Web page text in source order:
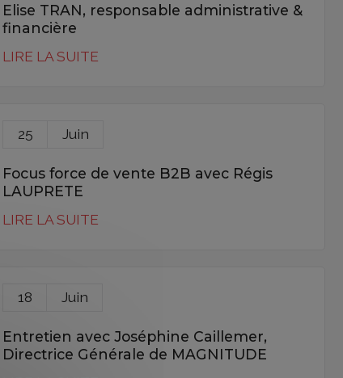
Elise TRAN, responsable administrative &
financière
LIRE LA SUITE
25 Juin
Focus force de vente B2B avec Régis
LAUPRETE
LIRE LA SUITE
18 Juin
Entretien avec Joséphine Caillemer,
Directrice Générale de MAGNITUDE